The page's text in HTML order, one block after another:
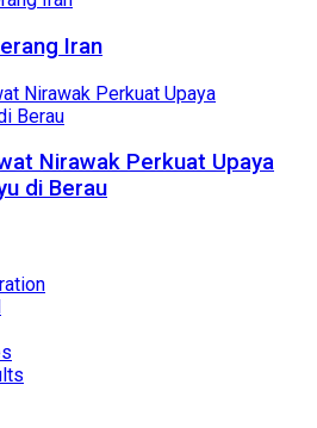
Iran
Nirawak Perkuat Upaya
di Berau